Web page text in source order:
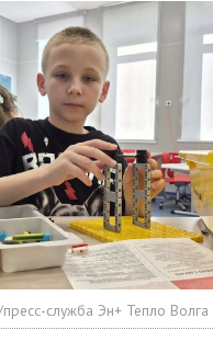
служба Эн+ Тепло Волга